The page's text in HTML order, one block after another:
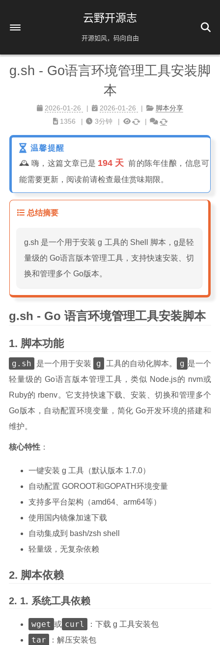
云野开源志
开源如风，码向自由
首页
时间轴
AI相关
脚本分享
实用工具
镜像源速配
分类
免责声明
关于
g.sh - Go语言环境管理工具安装脚
本
2026-01-26 2026-01-26
脚本分享
1356
3分钟
温馨提醒
🕰️ 嗨，这篇文章已是 194 天 前的陈年佳酿，信息可
能需要更新，阅读前请检查最佳赏味期限。
总结摘要
g.sh 是一个用于安装 g 工具的 Shell 脚本，g是轻
量级的 Go语言版本管理工具，支持快速安装、切
换和管理多个 Go版本。
g.sh - Go 语言环境管理工具安装脚本
脚本功能
g.sh 是一个用于安装 g 工具的自动化脚本。 g 是一个
轻量级的 Go语言版本管理工具，类似 Node.js的 nvm或
Ruby的 rbenv。它支持快速下载、安装、切换和管理多个
Go版本，自动配置环境变量，简化 Go开发环境的搭建和
维护。
核心特性 ：
一键安装 g 工具（默认版本 1.7.0）
自动配置 GOROOT和GOPATH环境变量
支持多平台架构（amd64、arm64等）
使用国内镜像加速下载
自动集成到 bash/zsh shell
轻量级，无复杂依赖
脚本依赖
系统工具依赖
wget 或 curl ：下载 g 工具安装包
tar ：解压安装包